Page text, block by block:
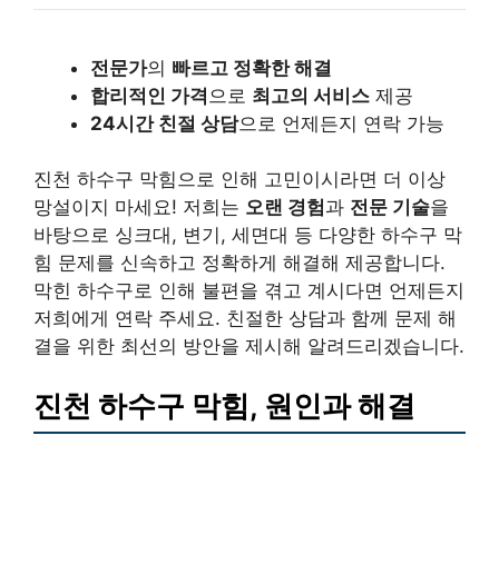
전문가의 빠르고 정확한 해결
합리적인 가격 으로 최고의 서비스 제공
24시간 친절 상담으로 언제든지 연락 가능
진천 하수구 막힘으로 인해 고민이시라면 더 이상
망설이지 마세요! 저희는 오랜 경험과 전문 기술을
바탕으로 싱크대, 변기, 세면대 등 다양한 하수구 막
힘 문제를 신속하고 정확하게 해결해 제공합니다.
막힌 하수구로 인해 불편을 겪고 계시다면 언제든지
저희에게 연락 주세요. 친절한 상담과 함께 문제 해
결을 위한 최선의 방안을 제시해 알려드리겠습니다.
진천 하수구 막힘, 원인과 해결